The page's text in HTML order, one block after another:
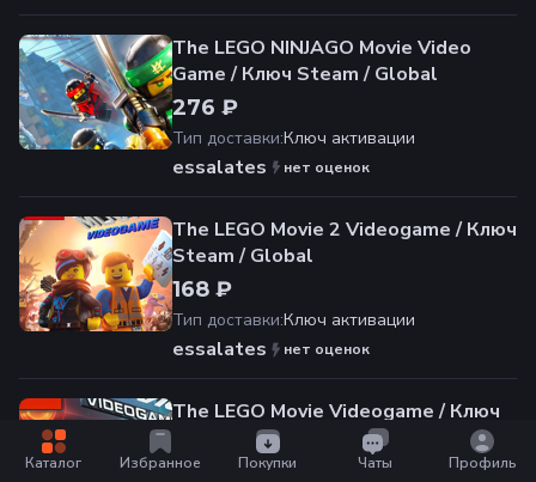
Каталог Избранное Покупки Чаты Профиль
The LEGO NINJAGO Movie Video
Game / Ключ Steam / Global
276 ₽
Тип доставки:Ключ активации
essalates нет оценок
The LEGO Movie 2 Videogame / Ключ
Steam / Global
168 ₽
Тип доставки:Ключ активации
essalates нет оценок
The LEGO Movie Videogame / Ключ
Steam / Global
168 ₽